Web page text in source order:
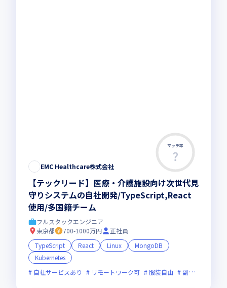
マッチ率
EMC Healthcare株式会社
【テックリード】医療・介護施設向け次世代見
守りシステムの自社開発/TypeScript,React
使用/多国籍チーム
フルスタックエンジニア
東京都
700-1000万円
正社員
TypeScript
React Linux
MongoDB
Kubernetes
自社サービスあり
リモートワーク可 服装自由 副業可